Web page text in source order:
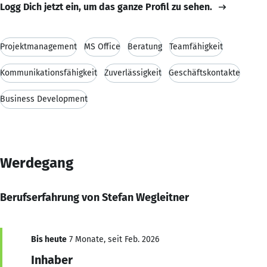
Logg Dich jetzt ein, um das ganze Profil zu sehen.
Projektmanagement MS Office Beratung Teamfähigkeit
Kommunikationsfähigkeit Zuverlässigkeit Geschäftskontakte
Business Development
Werdegang
Berufserfahrung von Stefan Wegleitner
Bis heute 7 Monate, seit Feb. 2026
Inhaber